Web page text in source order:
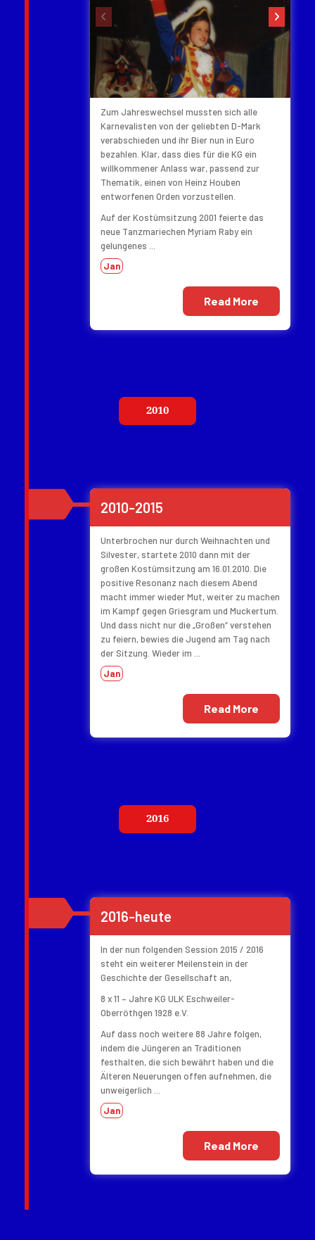
‹ ›
Zum Jahreswechsel mussten sich alle
Karnevalisten von der geliebten D-Mark
verabschieden und ihr Bier nun in Euro
bezahlen. Klar, dass dies für die KG ein
willkommener Anlass war, passend zur
Thematik, einen von Heinz Houben
entworfenen Orden vorzustellen.
Auf der Kostümsitzung 2001 feierte das
neue Tanzmariechen Myriam Raby ein
gelungenes ...
Jan
Read More
2010
2010-2015
Unterbrochen nur durch Weihnachten und
Silvester, startete 2010 dann mit der
großen Kostümsitzung am 16.01.2010. Die
positive Resonanz nach diesem Abend
macht immer wieder Mut, weiter zu machen
im Kampf gegen Griesgram und Muckertum.
Und dass nicht nur die „Großen“ verstehen
zu feiern, bewies die Jugend am Tag nach
der Sitzung. Wieder im ...
Jan
Read More
2016
2016-heute
In der nun folgenden Session 2015 / 2016
steht ein weiterer Meilenstein in der
Geschichte der Gesellschaft an,
8 x 11 – Jahre KG ULK Eschweiler-
Oberröthgen 1928 e.V.
Auf dass noch weitere 88 Jahre folgen,
indem die Jüngeren an Traditionen
festhalten, die sich bewährt haben und die
Älteren Neuerungen offen aufnehmen, die
unweigerlich ...
Jan
Read More